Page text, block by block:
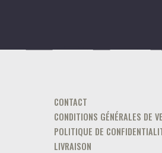
CONTACT
CONDITIONS GÉNÉRALES DE
POLITIQUE DE
LIVRAISON